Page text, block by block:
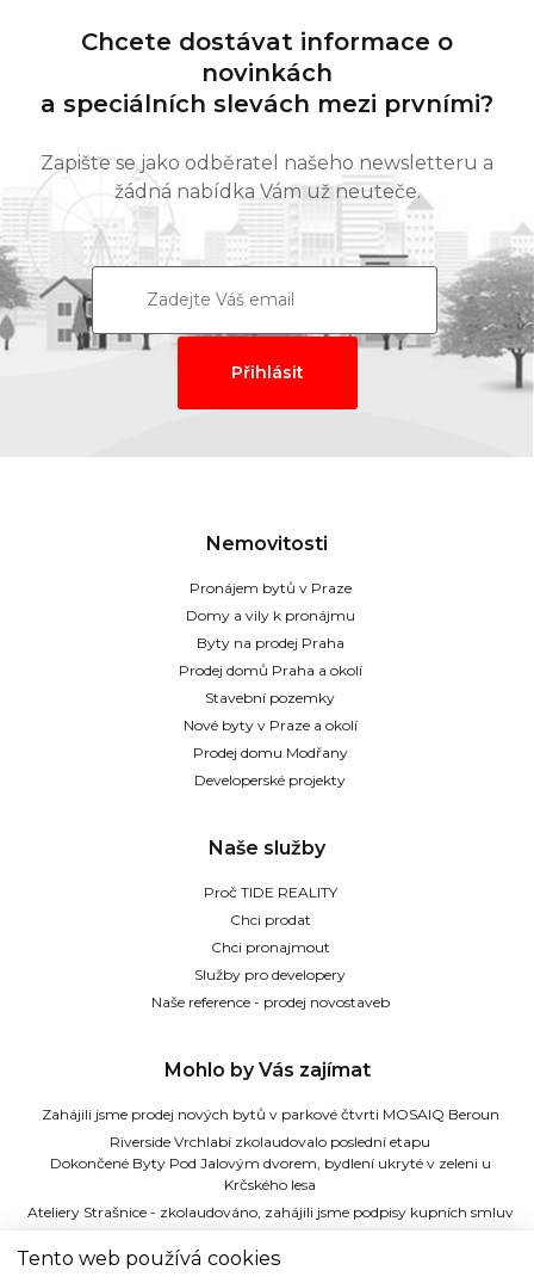
Chcete dostávat informace o
novinkách
a speciálních slevách mezi prvními?
Zapište se jako odběratel našeho newsletteru a
žádná nabídka Vám už neuteče.
Nemovitosti
Pronájem bytů v Praze
Domy a vily k pronájmu
Byty na prodej Praha
Prodej domů Praha a okolí
Stavební pozemky
Nové byty v Praze a okolí
Prodej domu Modřany
Developerské projekty
Naše služby
Proč TIDE REALITY
Chci prodat
Chci pronajmout
Služby pro developery
Naše reference - prodej novostaveb
Mohlo by Vás zajímat
Zahájili jsme prodej nových bytů v parkové čtvrti MOSAIQ Beroun
Riverside Vrchlabí zkolaudovalo poslední etapu
Dokončené Byty Pod Jalovým dvorem, bydlení ukryté v zeleni u
Krčského lesa
Ateliery Strašnice - zkolaudováno, zahájili jsme podpisy kupních smluv
Tento web používá cookies